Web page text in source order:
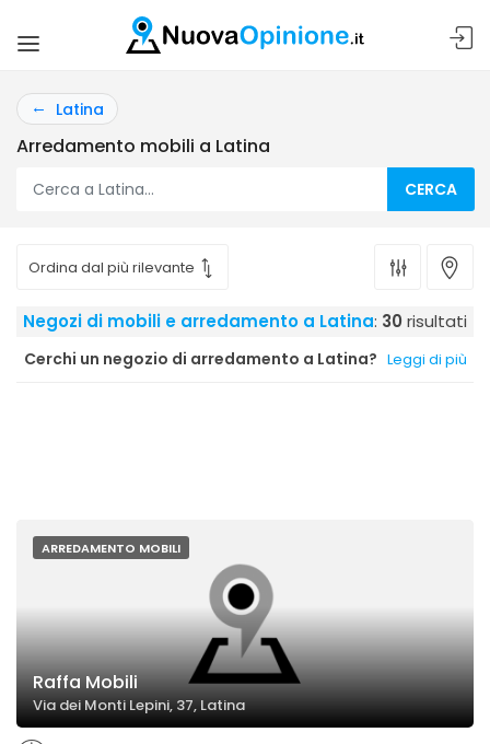
Latina
Arredamento mobili a Latina
CERCA
Negozi di mobili e arredamento a Latina: 30 risultati
Cerchi un negozio di arredamento a Latina? Leggi di più
ARREDAMENTO MOBILI
Raffa Mobili
Via dei Monti Lepini, 37, Latina